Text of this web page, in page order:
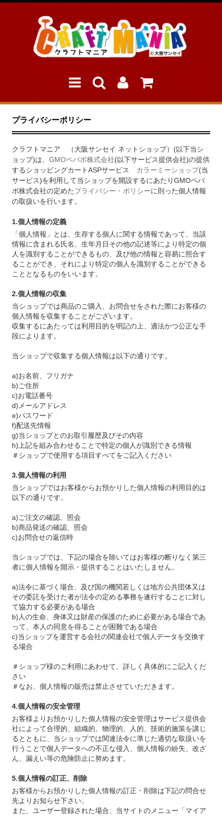
プライバシーポリシー
クラフトマニア （大阪サンセイ ネットショップ）(以下当シ
ョップ)は、GMOペパボ株式会社(以下サービス提供会社)の提供
するショッピングカートASPサービス カラーミーショップ(当
サービス)を利用して当ショップを開設するにあたりGMOペパ
ボ株式会社の定めたプライバシー・ポリシーに則った個人情報
の取扱いを行います。
1.個人情報の定義
「個人情報」とは、生存する個人に関する情報であって、当該
情報に含まれる氏名、生年月日その他の記述等により特定の個
人を識別することができるもの、及び他の情報と容易に照合す
ることができ、それにより特定の個人を識別することができる
こととなるものをいいます。
2.個人情報の収集
当ショップでは商品のご購入、お問合せをされた際にお客様の
個人情報を収集することがございます。
収集するにあたっては利用目的を明記の上、適法かつ公正な手
段によります。
当ショップで収集する個人情報は以下の通りです。
a)お名前、フリガナ
b)ご住所
c)お電話番号
d)メールアドレス
e)パスワード
f)配送先情報
g)当ショップとのお取引履歴及びその内容
h)上記を組み合わせることで特定の個人が識別できる情報
＃ショップで使用する項目すべてをご記入ください
3.個人情報の利用
当ショップではお客様からお預かりした個人情報の利用目的は
以下の通りです。
a)ご注文の確認、照会
b)商品発送の確認、照会
c)お問合せの返信時
当ショップでは、下記の場合を除いてはお客様の断りなく第三
者に個人情報を開示・提供することはいたしません。
a)法令に基づく場合、及び国の機関若しくは地方公共団体又は
その委託を受けた者が法令の定める事務を遂行することに対し
て協力する必要がある場合
b)人の生命、身体又は財産の保護のために必要がある場合であ
って、本人の同意を得ることが困難である場合
c)当ショップを運営する会社の関連会社で個人データを交換す
る場合
＃ショップ様のご利用にあわせて、詳しく具体的にご記入くだ
さい
＃なお、個人情報の販売は禁止させていただきます。
4.個人情報の安全管理
お客様よりお預かりした個人情報の安全管理はサービス提供会
社によって合理的、組織的、物理的、人的、技術的施策を講じ
るとともに、当ショップでは関連法令に準じた適切な取扱いを
行うことで個人データへの不正な侵入、個人情報の紛失、改ざ
ん、漏えい等の危険防止に努めます。
5.個人情報の訂正、削除
お客様からお預かりした個人情報の訂正・削除は下記の問合せ
先よりお知らせ下さい。
また、ユーザー登録された場合、当サイトのメニュー「マイア